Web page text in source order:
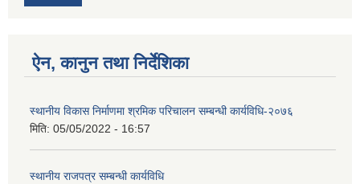
ऐन, कानुन तथा निर्देशिका
स्थानीय विकास निर्माणमा श्रमिक परिचालन सम्बन्धी कार्यविधि-२०७६
मिति: 05/05/2022 - 16:57
स्थानीय राजपत्र सम्बन्धी कार्यविधि